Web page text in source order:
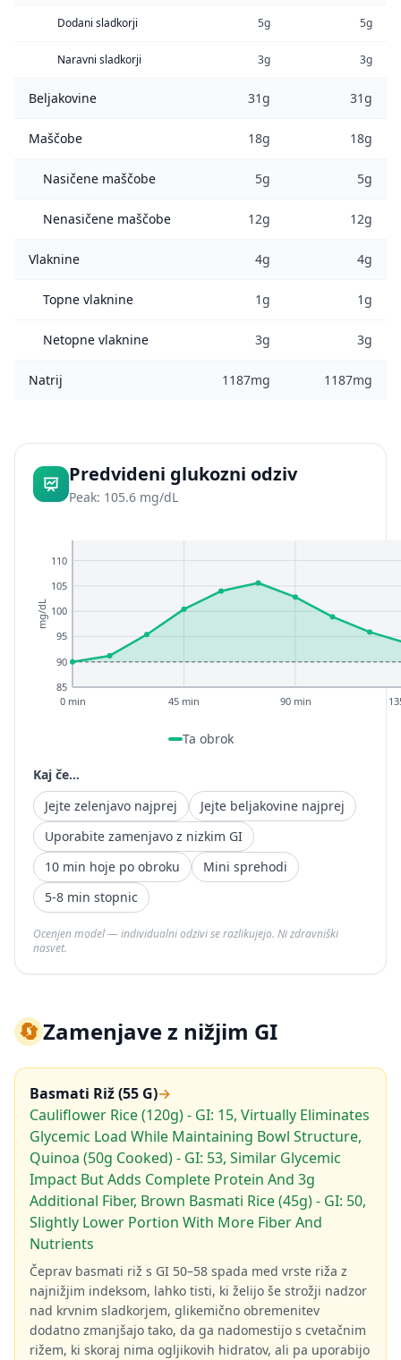
Dodani sladkorji 5g 5g
Naravni sladkorji 3g 3g
Beljakovine 31g 31g
Maščobe 18g 18g
Nasičene maščobe 5g 5g
Nenasičene maščobe 12g 12g
Vlaknine 4g 4g
Topne vlaknine 1g 1g
Netopne vlaknine 3g 3g
Natrij 1187mg 1187mg
Predvideni glukozni odziv
Peak: 105.6 mg/dL
85
90
95
100
105
110
0 min 45 min 90 min
mg/dL
Ta obrok
Kaj če...
Jejte zelenjavo najprej
Jejte beljakovine najprej
Uporabite zamenjavo z nizkim GI
10 min hoje po obroku
Mini sprehodi
5-8 min stopnic
Ocenjen model — individualni odzivi se razlikujejo. Ni zdravniški
nasvet.
🔄Zamenjave z nižjim GI
Basmati Riž (55 G)→
Cauliflower Rice (120g) - GI: 15, Virtually Eliminates
Glycemic Load While Maintaining Bowl Structure,
Quinoa (50g Cooked) - GI: 53, Similar Glycemic
Impact But Adds Complete Protein And 3g
Additional Fiber, Brown Basmati Rice (45g) - GI: 50,
Slightly Lower Portion With More Fiber And
Nutrients
Čeprav basmati riž s GI 50–58 spada med vrste riža z
najnižjim indeksom, lahko tisti, ki želijo še strožji nadzor
nad krvnim sladkorjem, glikemično obremenitev
dodatno zmanjšajo tako, da ga nadomestijo s cvetačnim
rižem, ki skoraj nima ogljikovih hidratov, ali pa uporabijo